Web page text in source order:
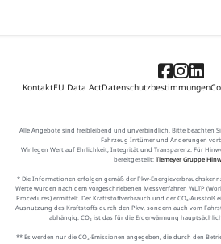
KontaktEU Data ActDatenschutzbestimmungen
Alle Angebote sind freibleibend und unverbindlich. Bitte beachten
Fahrzeug Irrtümer und Änderungen
Wir legen Wert auf Ehrlichkeit, Integrität und Transparenz. Für
bereitgestellt: Tiemeyer Gruppe
* Die Informationen erfolgen gemäß der Pkw-
Werte wurden nach dem vorgeschriebenen Messverfahren WLTP
Procedures) ermittelt. Der Kraftstoffverbrauch und der CO₂-Ausstoß
Ausnutzung des Kraftstoffs durch den Pkw, sondern auch vom
abhängig. CO₂ ist das für die Erderwärmung
** Es werden nur die CO₂-Emissionen angegeben, die durch den